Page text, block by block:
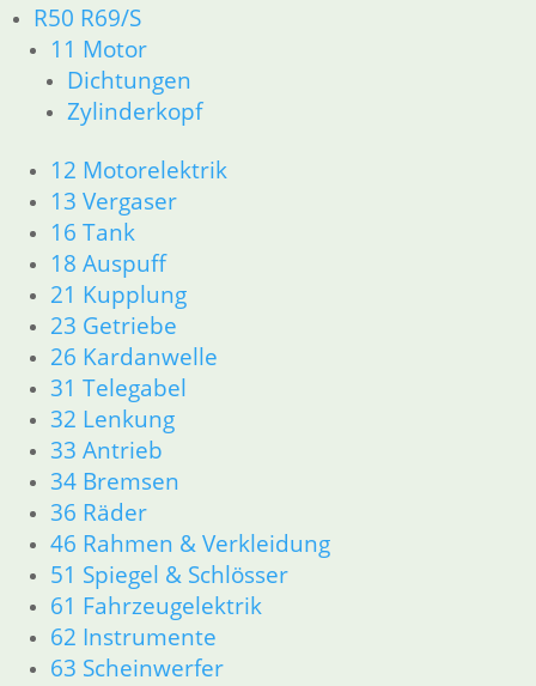
R50 R69/S
11 Motor
Dichtungen
Zylinderkopf
12 Motorelektrik
13 Vergaser
16 Tank
18 Auspuff
21 Kupplung
23 Getriebe
26 Kardanwelle
31 Telegabel
32 Lenkung
33 Antrieb
34 Bremsen
36 Räder
46 Rahmen & Verkleidung
51 Spiegel & Schlösser
61 Fahrzeugelektrik
62 Instrumente
63 Scheinwerfer
Versandkosten
In den
Warenkorb
In den
Lenkradschloß
29,50 €
Artikelnummer:
1243274
inkl. MwSt.
zzgl.
Versandkosten
In den
Warenkorb